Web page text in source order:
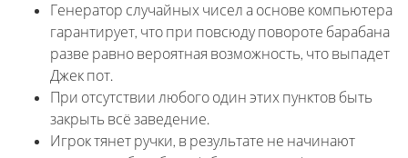
Генератор случайных чисел а основе компьютера
гарантирует, что при повсюду повороте барабана
разве равно вероятная возможность, что выпадет
Джек пот.
При отсутствии любого один этих пунктов быть
закрыть всё заведение.
Игрок тянет ручки, в результате не начинают